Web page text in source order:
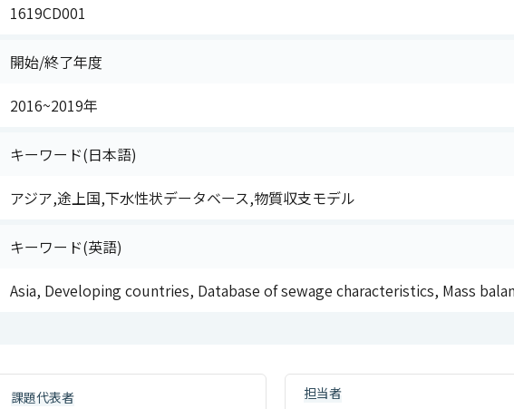
1619CD001
開始/終了年度
2016~2019年
キーワード(日本語)
アジア,途上国,下水性状データベース,物質収支モデル
キーワード(英語)
Asia, Developing countries, Database of sewage characteristics, Mass
課題代表者 担当者